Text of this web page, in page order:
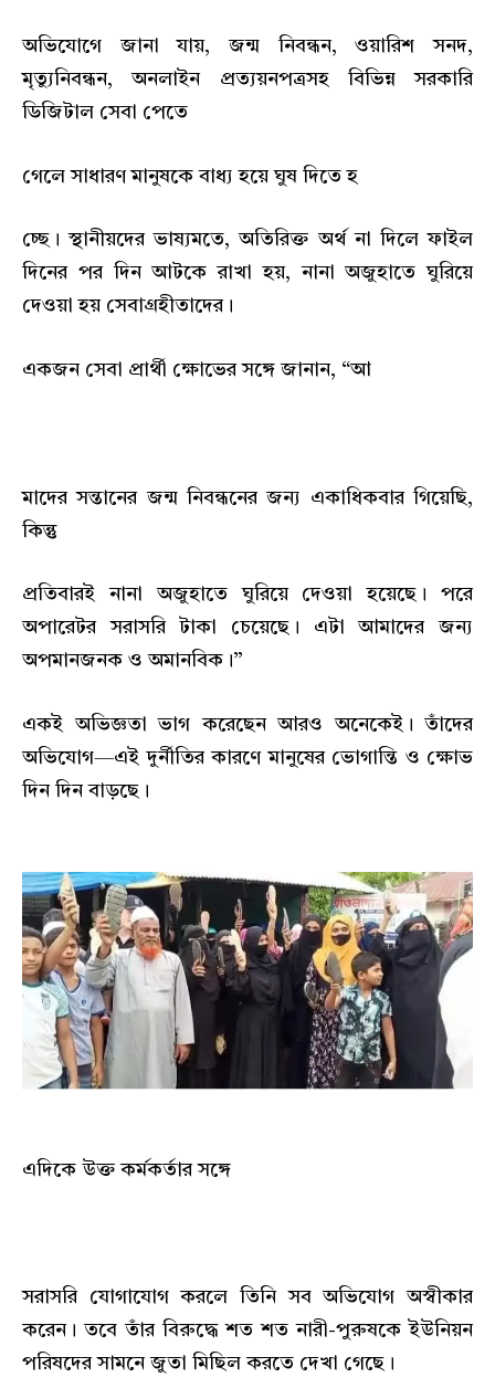
অভিযোগে জানা যায়, জন্ম নিবন্ধন, ওয়ারিশ সনদ,
মৃত্যুনিবন্ধন, অনলাইন প্রত্যয়নপত্রসহ বিভিন্ন সরকারি
ডিজিটাল সেবা পেতে
গেলে সাধারণ মানুষকে বাধ্য হয়ে ঘুষ দিতে হ
চ্ছে। স্থানীয়দের ভাষ্যমতে, অতিরিক্ত অর্থ না দিলে ফাইল
দিনের পর দিন আটকে রাখা হয়, নানা অজুহাতে ঘুরিয়ে
দেওয়া হয় সেবাগ্রহীতাদের।
একজন সেবা প্রার্থী ক্ষোভের সঙ্গে জানান, “আ
মাদের সন্তানের জন্ম নিবন্ধনের জন্য একাধিকবার গিয়েছি,
কিন্তু
প্রতিবারই নানা অজুহাতে ঘুরিয়ে দেওয়া হয়েছে। পরে
অপারেটর সরাসরি টাকা চেয়েছে। এটা আমাদের জন্য
অপমানজনক ও অমানবিক।”
একই অভিজ্ঞতা ভাগ করেছেন আরও অনেকেই। তাঁদের
অভিযোগ—এই দুর্নীতির কারণে মানুষের ভোগান্তি ও ক্ষোভ
দিন দিন বাড়ছে।
এদিকে উক্ত কর্মকর্তার সঙ্গে
সরাসরি যোগাযোগ করলে তিনি সব অভিযোগ অস্বীকার
করেন। তবে তাঁর বিরুদ্ধে শত শত নারী-পুরুষকে ইউনিয়ন
পরিষদের সামনে জুতা মিছিল করতে দেখা গেছে।